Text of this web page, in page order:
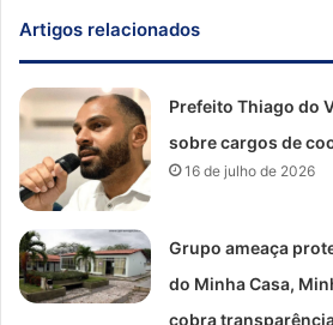
Artigos relacionados
Prefeito Thiago do
sobre cargos de
16 de julho de 2026
Grupo ameaça
do Minha Casa,
cobra